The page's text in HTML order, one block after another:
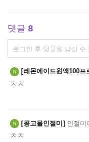
댓글 8
댓
글
쓰
기
레몬에이드원액100프
ㅊㅊ
콩고물인절미 인절미
ㅊㅊ